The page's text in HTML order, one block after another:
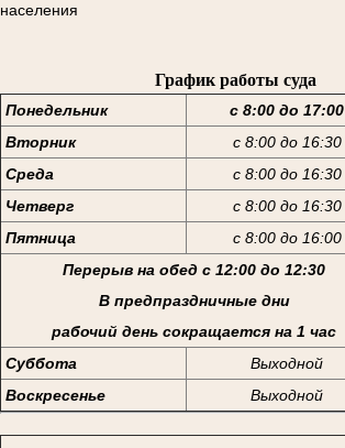
населения
График работы суда
Понедельник
с 8:00 до 17:00
Вторник
с 8:00 до 16:30
Среда
с 8:00 до 16:30
Четверг
с 8:00 до 16:30
Пятница
с 8:00 до 16:00
Перерыв на обед с 12:00 до 12:30
В предпраздничные дни
рабочий день сокращается на 1 час
Суббота
Выходной
Воскресенье
Выходной